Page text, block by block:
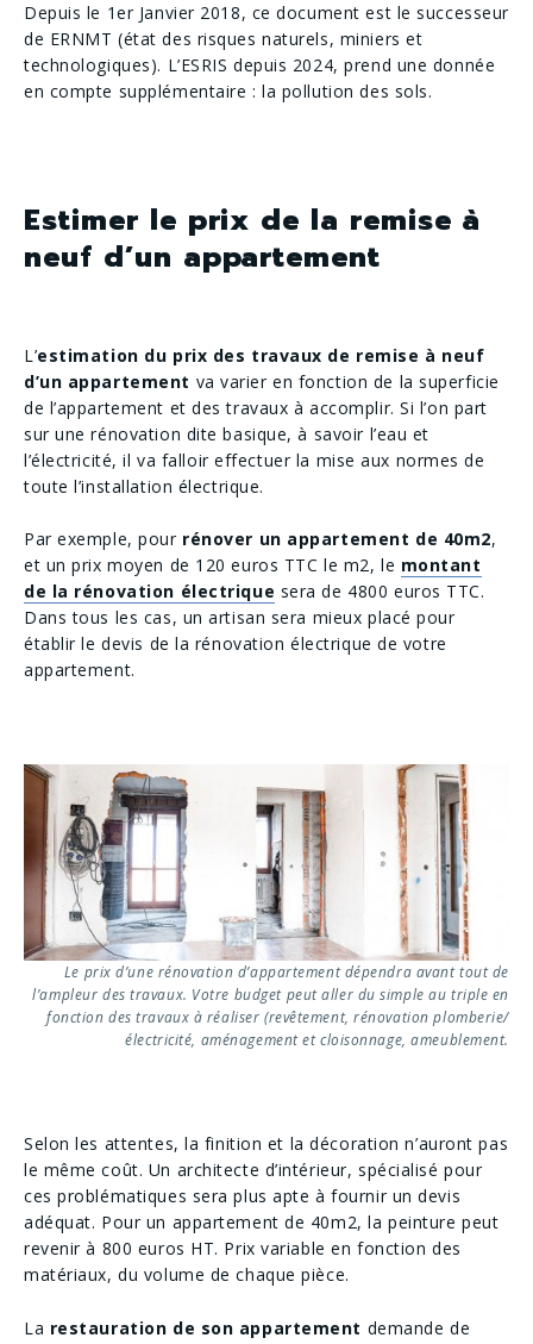
Depuis le 1er Janvier 2018, ce document est le successeur
de ERNMT (état des risques naturels, miniers et
technologiques). L’ESRIS depuis 2024, prend une donnée
en compte supplémentaire : la pollution des sols.
Estimer le prix de la remise à
neuf d’un appartement
L’estimation du prix des travaux de remise à neuf
d’un appartement va varier en ​fonction de la superficie
de l’appartement et des travaux à accomplir. Si l’on part
sur une rénovation dite basique, à savoir l’eau et
l’électricité, il va falloir effectuer la mise aux normes de
toute l’installation électrique.
Par exemple, pour rénover un appartement de 40m2,
et un prix moyen de 120 euros TTC le m2, le montant
de la rénovation électrique sera de 4800 euros TTC.
Dans tous les cas, un artisan sera mieux placé pour
établir le devis de la rénovation électrique de votre
appartement.
Le prix d’une rénovation d’appartement dépendra avant tout de
l’ampleur des travaux. Votre budget peut aller du simple au triple en
fonction des travaux à réaliser (revêtement, rénovation plomberie/
électricité, aménagement et cloisonnage, ameublement.
Selon les attentes, la finition et la décoration n’auront pas
le même coût. Un architecte d’intérieur, spécialisé pour
ces problématiques sera plus apte à fournir un devis
adéquat. Pour un appartement de 40m2, la peinture peut
revenir à 800 euros HT. Prix variable en fonction des
matériaux, du volume de chaque pièce.
La restauration de son appartement ​demande de